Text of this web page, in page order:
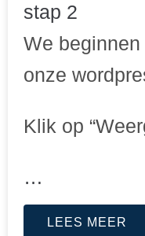
stap 2
We
onze
Klik op
…
LEES MEER